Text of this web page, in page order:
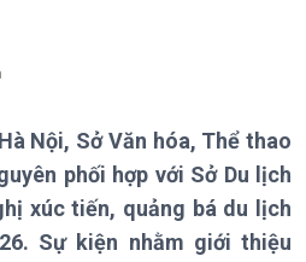
Nội, Sở Văn hóa, Thể thao
phối hợp với Sở Du lịch
xúc tiến, quảng bá du lịch
Sự kiện nhằm giới thiệu